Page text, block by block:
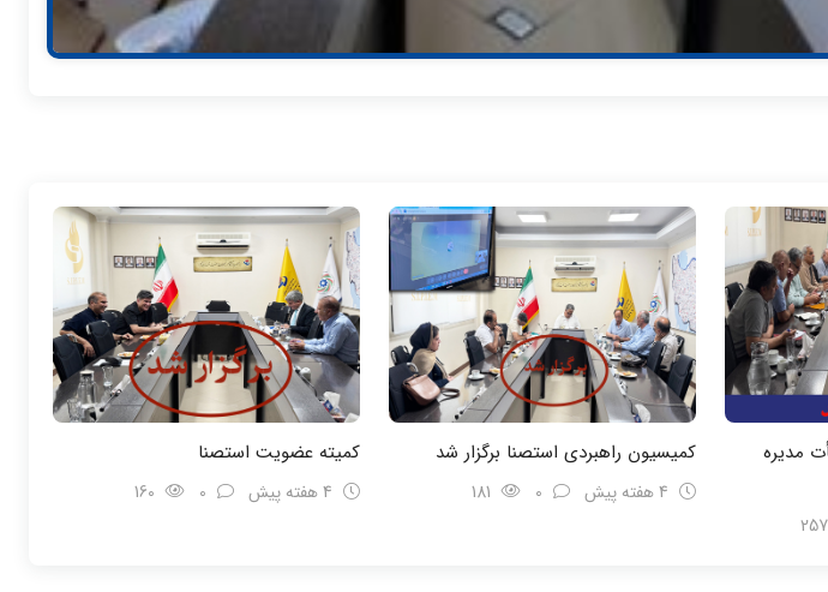
مدیره
کمیسیون راهبردی استصنا برگزار شد کمیته عضویت استصنا